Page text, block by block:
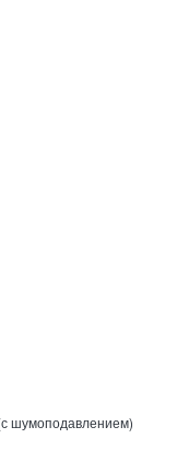
шумоподавлением)